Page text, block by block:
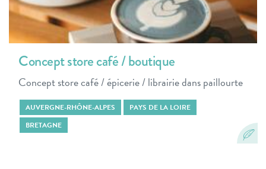
Concept store café / boutique
Concept store café / épicerie / librairie dans paillourte
AUVERGNE-RHÔNE-ALPES
PAYS DE LA LOIRE
BRETAGNE